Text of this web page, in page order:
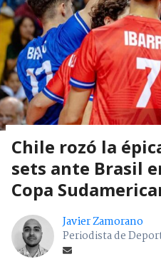
Chile rozó la
sets ante Brasil
Copa
Javier Zamorano
Periodista de